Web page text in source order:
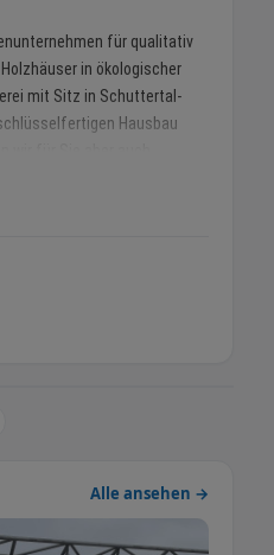
für qualitativ
in ökologischer
mit Sitz in Schuttertal-
Hausbau
Unikat! Wir entwickeln mit
passend zugeschnittenen
oder arbeiten bereits
für Sie aus.
Sie einen Überblick über
Alle ansehen →